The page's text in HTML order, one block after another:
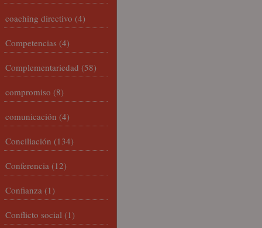
coaching directivo (4)
Competencias (4)
Complementariedad (58)
compromiso (8)
comunicación (4)
Conciliación (134)
Conferencia (12)
Confianza (1)
Conflicto social (1)